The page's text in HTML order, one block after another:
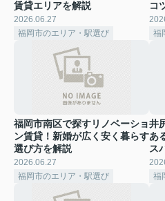
賃貸エリアを解説
2026.06.27
福岡市のエリア・駅選び
コ
福
福岡市南区で探すリノベーショ
ン賃貸！新婚が広く安く暮らす
選び方を解説
2026.06.27
福岡市のエリア・駅選び
井
あ
ス
福